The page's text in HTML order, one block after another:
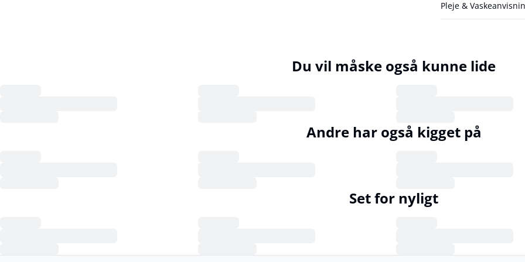
Pleje &
Du vil måske også kunne lide
Andre har også kigget på
Set for nyligt